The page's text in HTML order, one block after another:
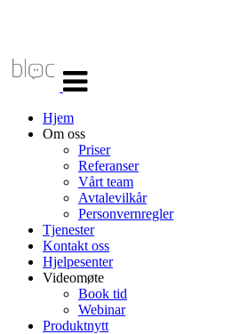
navigasjon
Hjem
Om oss
Priser
Referanser
Vårt team
Avtalevilkår
Personvernregler
Tjenester
Kontakt oss
Hjelpesenter
Videomøte
Book tid
Webinar
Produktnytt